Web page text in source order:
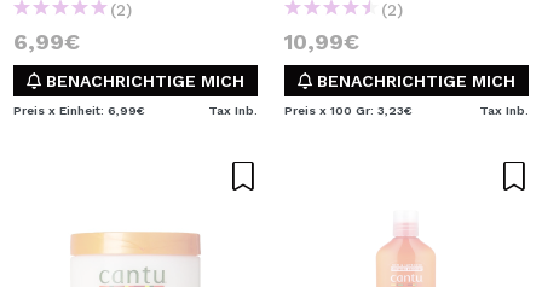
(2)
6,99€
BENACHRICHTIGE MICH
Preis x Einheit: 6,99€ Tax Inb.
(2)
10,99€
BENACHRICHTIGE MICH
Preis x 100 Gr: 3,23€ Tax Inb.